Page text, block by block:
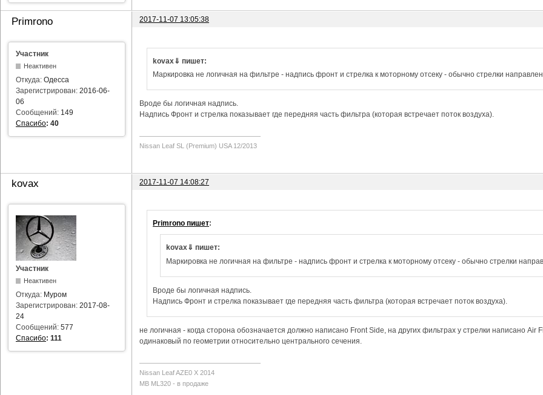
Primrono 2017-11-07 13:05:38
Участник
Неактивен
Откуда: Одесса
Зарегистрирован: 2016-06-
06
Сообщений: 149
Спасибо: 40
kovax⇓ пишет:
Маркировка не логичная на фильтре - надпись фронт и стрелка к моторному отсеку - обычно стрелки
Вроде бы логичная надпись.
Надпись Фронт и стрелка показывает где передняя часть фильтра (которая встречает поток воздуха).
Nissan Leaf SL (Premium) USA 12/2013
kovax 2017-11-07 14:08:27
Участник
Неактивен
Откуда: Муром
Зарегистрирован: 2017-08-
24
Сообщений: 577
Спасибо: 111
Primrono пишет:
kovax⇓ пишет:
Маркировка не логичная на фильтре - надпись фронт и стрелка к моторному отсеку - обычно стрелки
Вроде бы логичная надпись.
Надпись Фронт и стрелка показывает где передняя часть фильтра (которая встречает поток воздуха).
не логичная - когда сторона обозначается должно написано Front Side, на других фильтрах у стрелки написано
одинаковый по геометрии относительно центрального сечения.
Nissan Leaf AZE0 X 2014
MB ML320 - в продаже